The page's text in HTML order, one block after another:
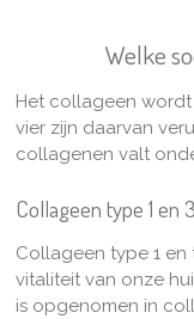
Welke
Het collageen
vier zijn daarvan
collagenen valt
Collageen type 1 en 3
Collageen type 1
vitaliteit van onze
is opgenomen in